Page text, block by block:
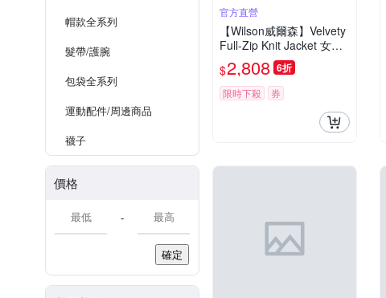
帽款全系列
髮帶/護腕
包袋全系列
運動配件/周邊商品
襪子
價格
-
確定
官方直營
【Wilson威爾森】Velvety
Full-Zip Knit Jacket 女款
服飾 拉鍊外套 海軍藍/沙
色
$2,808 6折
限時下殺 券